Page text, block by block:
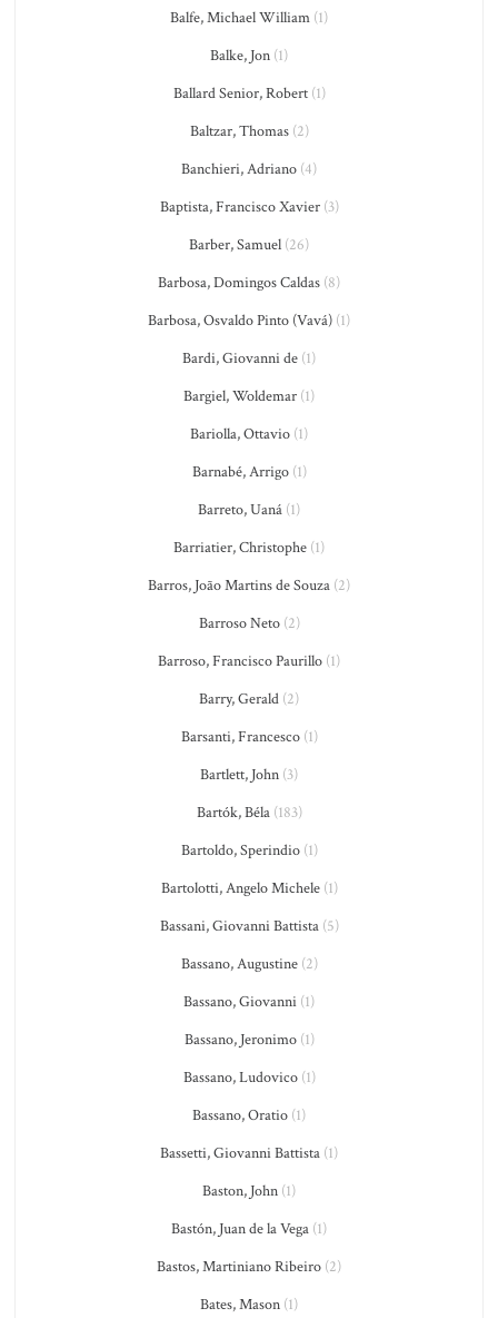
Balfe, Michael William (1)
Balke, Jon (1)
Ballard Senior, Robert(1)
Baltzar, Thomas(2)
Banchieri, Adriano (4)
Baptista, Francisco Xavier(3)
Barber, Samuel (26)
Barbosa, Domingos Caldas (8)
Barbosa, Osvaldo Pinto (Vavá) (1)
Bardi, Giovanni de (1)
Bargiel, Woldemar (1)
Bariolla, Ottavio (1)
Barnabé, Arrigo(1)
Barreto, Uaná (1)
Barriatier, Christophe (1)
Barros, João Martins de Souza (2)
Barroso Neto(2)
Barroso, Francisco Paurillo (1)
Barry, Gerald (2)
Barsanti, Francesco(1)
Bartlett, John (3)
Bartók, Béla(183)
Bartoldo, Sperindio(1)
Bartolotti, Angelo Michele(1)
Bassani, Giovanni Battista(5)
Bassano, Augustine(2)
Bassano, Giovanni (1)
Bassano, Jeronimo(1)
Bassano, Ludovico(1)
Bassano, Oratio (1)
Bassetti, Giovanni Battista (1)
Baston, John (1)
Bastón, Juan de la Vega (1)
Bastos, Martiniano Ribeiro (2)
Bates, Mason (1)